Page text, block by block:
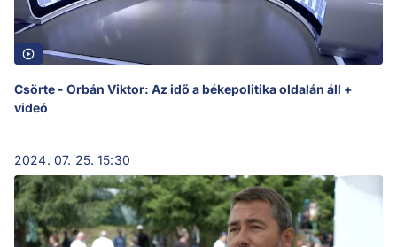
Csörte - Orbán Viktor: Az idő a békepolitika oldalán áll +
videó
2024. 07. 25. 15:30